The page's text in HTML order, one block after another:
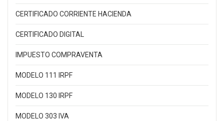
CERTIFICADO CORRIENTE HACIENDA
CERTIFICADO DIGITAL
IMPUESTO COMPRAVENTA
MODELO 111 IRPF
MODELO 130 IRPF
MODELO 303 IVA